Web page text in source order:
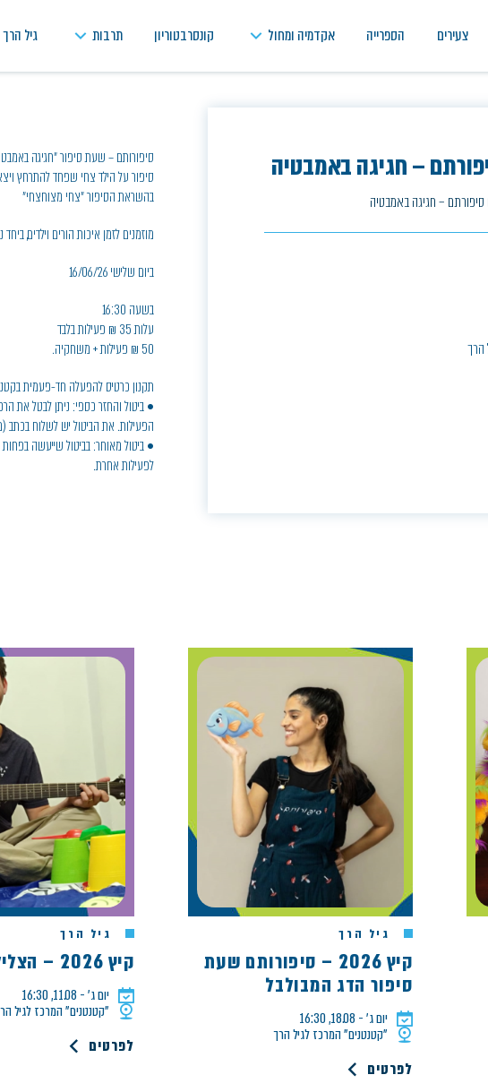
צעירים הספרייה אקדמיה ומחול קונסרבטוריון תרבות גיל הרך
– חגיגה באמבטיה
– חגיגה באמבטיה
הרך
סיפורותם – שעת סיפור "חגיגה
סיפור על הילד צחי שפחד להתרחץ
בהשראת הסיפור "צחי מצוחצחי"
מוזמנים לזמן איכות הורים וילדים,
ביום שלישי 16/06/26
בשעה 16:30
עלות 35 ₪ פעילות בלבד
50 ₪ פעילות + משחקיה.
תקנון כרטיס להפעלה חד-פעמית
הפעילות. את הביטול יש לשלוח
לפעילות אחרת.
גיל הרך
קיץ 2026 – סיפורותם שעת
סיפור הדג המבולבל
יום ג׳ - 18.08, 16:30
"קטנטנים" המרכז לגיל הרך
לפרטים
גיל הרך
קיץ 2026 – הצלילים של אלון
יום ג׳ - 11.08, 16:30
"קטנטנים" המרכז לגיל
לפרטים